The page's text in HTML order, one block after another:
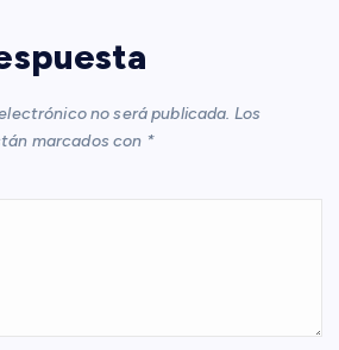
no será publicada. Los
marcados con *